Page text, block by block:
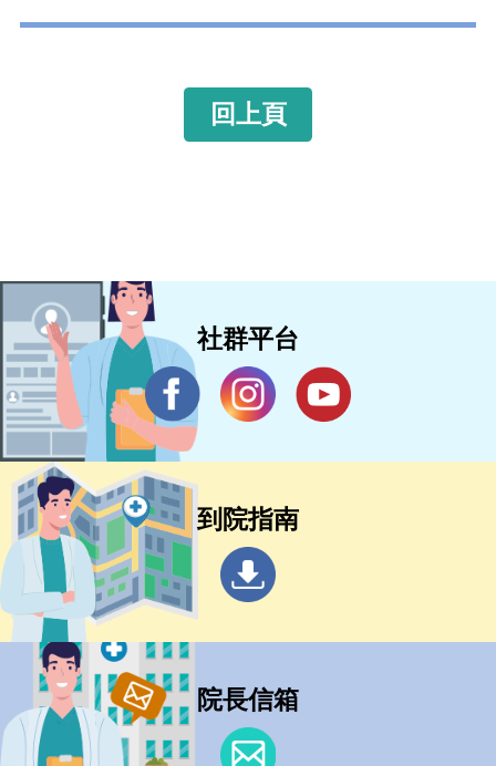
回上頁
社群平台
到院指南
院長信箱